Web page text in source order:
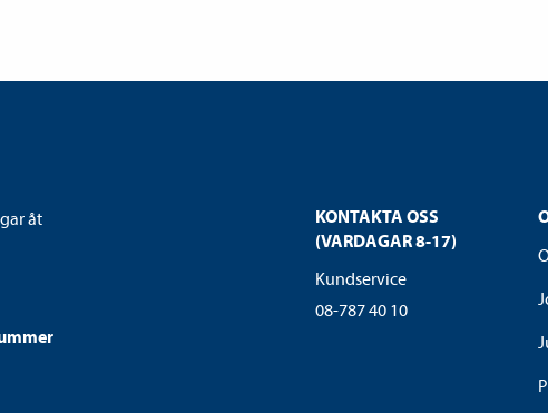
KONTAKTA OSS
(VARDAGAR 8-17)
Kundservice
08-787 40 10
åt